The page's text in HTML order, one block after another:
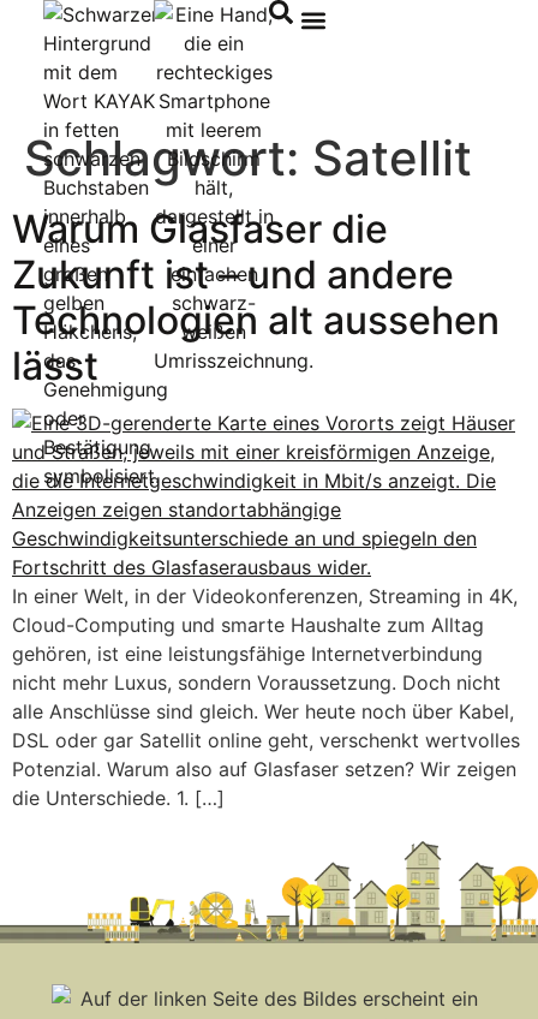
springen
Schlagwort: Satellit
Warum Glasfaser die
Zukunft ist – und andere
Technologien alt aussehen
lässt
In einer Welt, in der Videokonferenzen, Streaming in 4K,
Cloud-Computing und smarte Haushalte zum Alltag
gehören, ist eine leistungsfähige Internetverbindung
nicht mehr Luxus, sondern Voraussetzung. Doch nicht
alle Anschlüsse sind gleich. Wer heute noch über Kabel,
DSL oder gar Satellit online geht, verschenkt wertvolles
Potenzial. Warum also auf Glasfaser setzen? Wir zeigen
die Unterschiede. 1. […]